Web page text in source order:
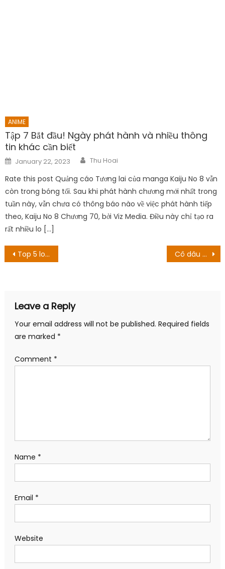
ANIME
Tập 7 Bắt đầu! Ngày phát hành và nhiều thông
tin khác cần biết
Posted
on
January 22, 2023 Author
Thu Hoai
Rate this post Quảng cáo Tương lai của manga Kaiju No 8 vẫn
còn trong bóng tối. Sau khi phát hành chương mới nhất trong
tuần này, vẫn chưa có thông báo nào về việc phát hành tiếp
theo, Kaiju No 8 Chương 70, bởi Viz Media. Điều này chỉ tạo ra
rất nhiều lo […]
Post
Top 5 loạt phim gây xúc động mạnh Cô dâu của Magus cổ đại: Cậu bé đến từ phương Tây và Hiệp sĩ của cơn bão xanh Ngày phát hành tập 3: Gabriel đã phẫn nộ!
Leave a Reply
Your email address will not be published. Required fields
are marked *
Comment *
Name *
Email *
Website